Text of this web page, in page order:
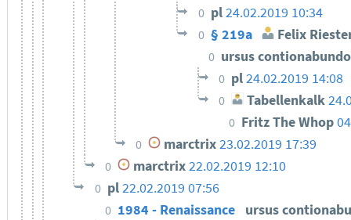
0 pl24.02.2019 10:34
0 § 219a Felix
0 ursus
0 pl24.02.2019 14:08
0 Tabellenkalk
0 Fritz The Whop
0 marctrix23.02.2019 17:39
0 marctrix 22.02.2019 12:10
0 pl22.02.2019 07:56
0 1984 - Renaissance ursus